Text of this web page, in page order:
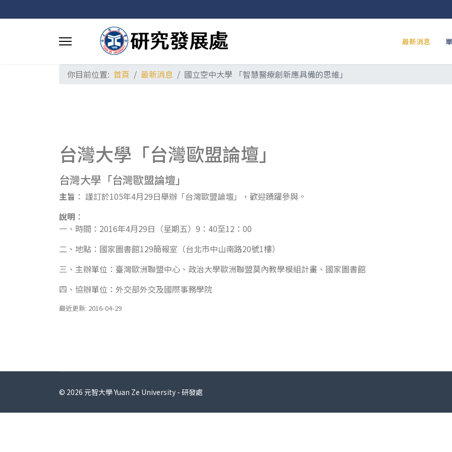
最新消息
你目前位置: 首頁 最新消息 國立空中大學 「智慧醫療創新應具備的思維」
台灣大學「台灣歐盟論壇」
台灣大學「台灣歐盟論壇」
主旨 ： 謹訂於105年4月29日舉辦「台灣歐盟論壇」，歡迎踴躍參與。
說明 ：
一、時間：2016年4月29日（星期五）9：40至12：00
二、地點：國家圖書館129簡報室（台北市中山南路20號1樓）
三、主辦單位：臺灣歐洲聯盟中心、政治大學歐洲聯盟莫內教學模組計畫、國家圖書館
四、協辦單位：外交部外交及國際事務學院
最近更新: 2016-04-29
© 2026 元智大學 Yuan Ze University - 研發處